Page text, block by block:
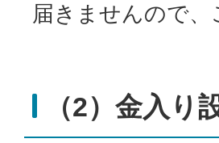
届きませんので
（2）金入り